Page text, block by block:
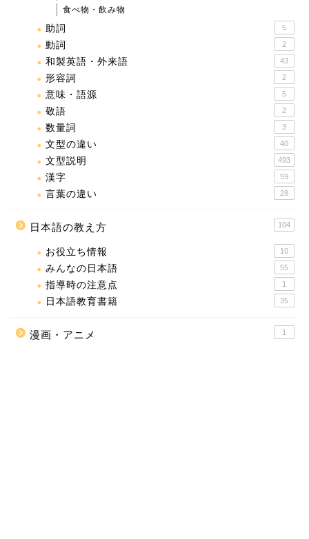
食べ物・飲み物
助詞 5
動詞 2
和製英語・外来語 43
形容詞 2
意味・語源 5
敬語 2
数量詞 3
文型の違い 40
文型説明 493
漢字 59
言葉の違い 28
日本語の教え方 104
お役立ち情報 10
みんなの日本語 55
指導時の注意点 1
日本語教育書籍 35
漫画・アニメ 1